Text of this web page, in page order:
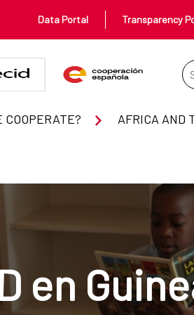
Data Portal Transparency
COOPERATE? AFRICA AND
en